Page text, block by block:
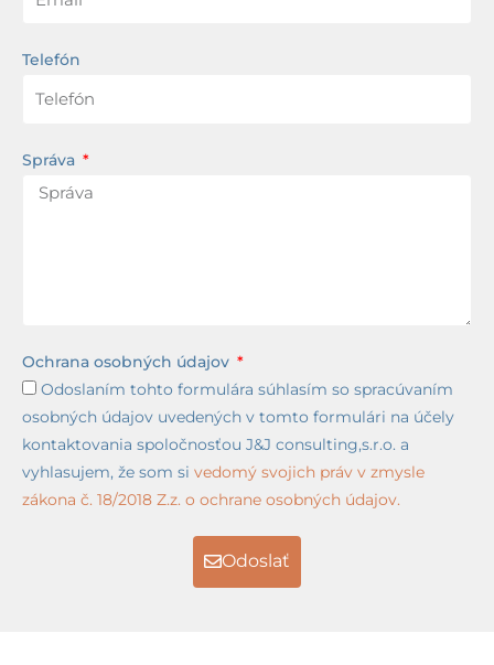
Telefón
Správa
Ochrana osobných údajov
Odoslaním tohto formulára súhlasím so spracúvaním
osobných údajov uvedených v tomto formulári na účely
kontaktovania spoločnosťou J&J consulting,s.r.o. a
vyhlasujem, že som si vedomý svojich práv v zmysle
zákona č. 18/2018 Z.z. o ochrane osobných údajov.
Odoslať